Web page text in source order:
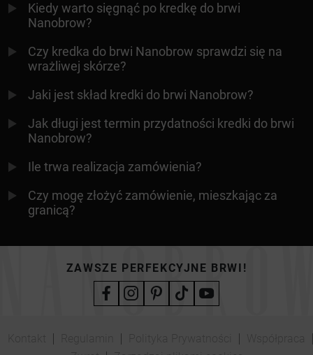
Kiedy warto sięgnąć po kredkę do brwi
Nanobrow?
Czy kredka do brwi Nanobrow sprawdzi się na
wrażliwej skórze?
Jaki jest skład kredki do brwi Nanobrow?
Jak długi jest termin przydatności kredki do brwi
Nanobrow?
Ile trwa realizacja zamówienia?
Czy mogę złożyć zamówienie, mieszkając za
granicą?
ZAWSZE PERFEKCYJNE BRWI!